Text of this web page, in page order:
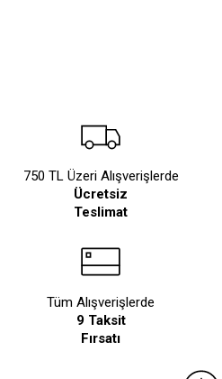
750 TL Üzeri Alışverişlerde
Ücretsiz
Teslimat
Tüm Alışverişlerde
9 Taksit
Fırsatı